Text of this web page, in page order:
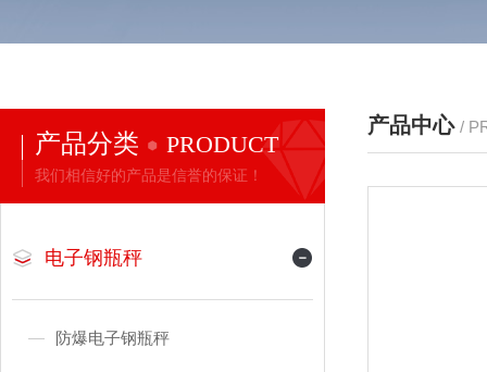
产品分类 PRODUCT
我们相信好的产品是信誉的保证！
电子钢瓶秤
防爆电子钢瓶秤
产品中心 /